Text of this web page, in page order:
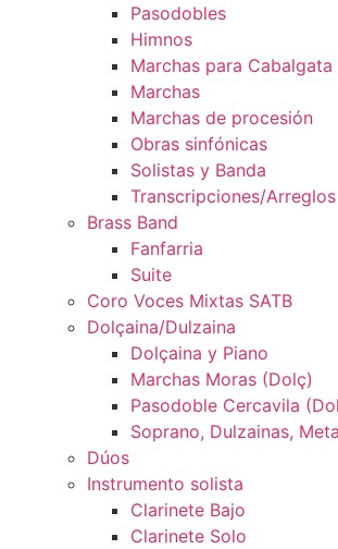
Pasodobles
Himnos
Marchas para
Marchas
Marchas de procesión
Obras sinfónicas
Solistas y Banda
Transcripciones/Arreglos
Brass Band
Fanfarria
Suite
Coro Voces Mixtas SATB
Dolçaina/Dulzaina
Dolçaina y Piano
Marchas Moras (Dolç)
Pasodoble Cercavila
Soprano, Dulzainas,
Dúos
Instrumento solista
Clarinete Bajo
Clarinete Solo